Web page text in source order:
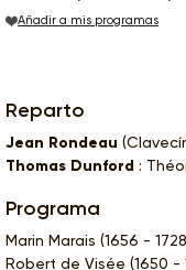
Añadir a mis programas
Reparto
Jean Rondeau
Thomas Dunford :
Programa
Marin Marais (1656 -
Robert de Visée (1650 -